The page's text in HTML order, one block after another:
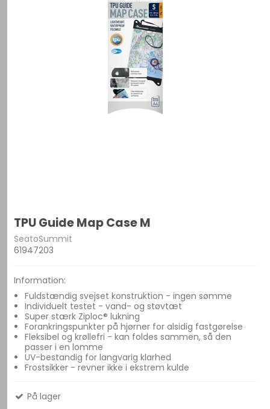
TPU Guide Map Case M
SeatoSummit
61947203
Information:
Fuldstændig svejset konstruktion - ingen sømme
Individuelt testet - vand- og støvtæt
Super stærk Ziploc® lukning
Forankringspunkter på hjørner for alsidig fastgørelse
Fleksibel og krøllefri - kan foldes sammen, så den
passer i en lomme
UV-bestandig for langvarig klarhed
Frostsikker - revner ikke i ekstrem kulde
På lager